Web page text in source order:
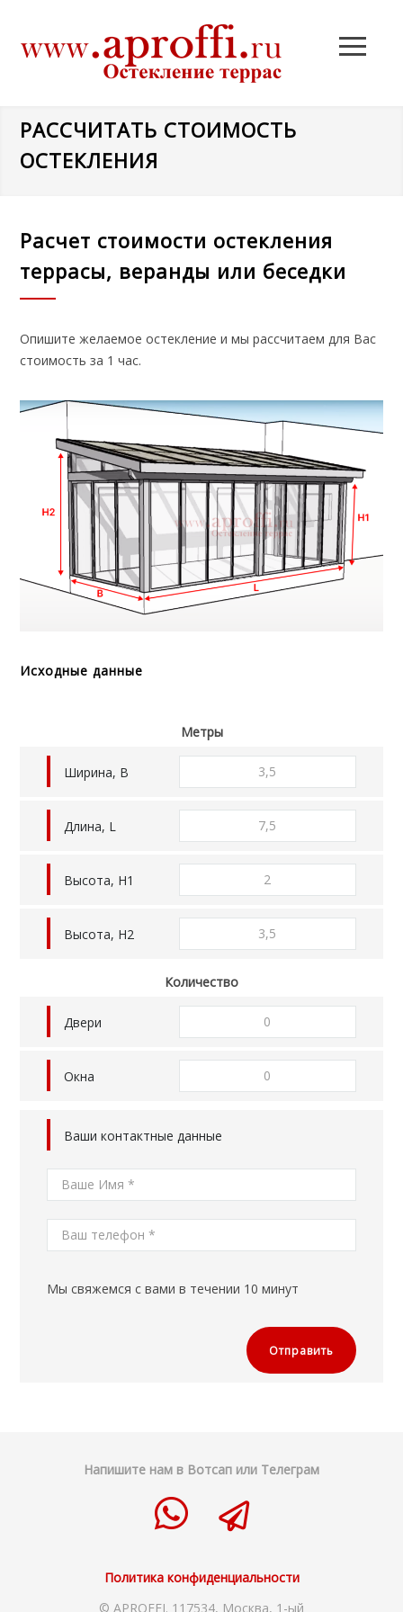
РАССЧИТАТЬ СТОИМОСТЬ
ОСТЕКЛЕНИЯ
Расчет стоимости остекления
террасы, веранды или беседки
Опишите желаемое остекление и мы рассчитаем для Вас
стоимость за 1 час.
Исходные данные
Метры
Ширина, B
Длина, L
Высота, H1
Высота, H2
Количество
Двери
Окна
Ваши контактные данные
Мы свяжемся с вами в течении 10 минут
Напишите нам в Вотсап или Телеграм
Политика конфиденциальности
© APROFFI. 117534, Москва, 1-ый